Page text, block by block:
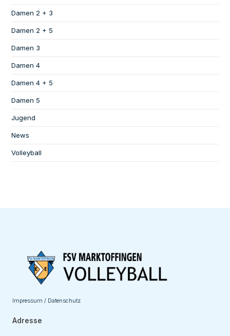
Damen 2 + 3
Damen 2 + 5
Damen 3
Damen 4
Damen 4 + 5
Damen 5
Jugend
News
Volleyball
Impressum / Datenschutz
Adresse